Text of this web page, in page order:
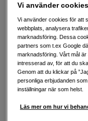
10x30
2 790 SEK
Vi använder cookies
Vi använder cookies för att
webbplats, analysera
marknadsföring. Dessa
partners som t.ex Google
marknadsföring. Vårt mål
intresserad av, för att du
Genom att du klickar på
personliga erbjudanden
inställningar när som helst.
Läs mer om hur vi